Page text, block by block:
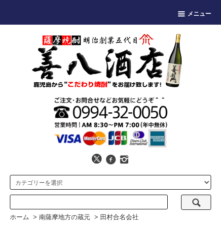
メニュー
ホーム > 南薩摩地方の蔵元 > 田村合名会社